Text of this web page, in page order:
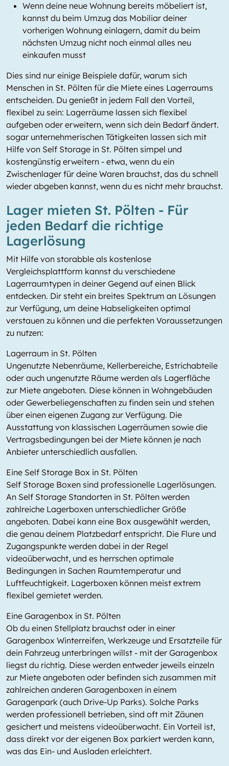
Wenn deine neue Wohnung bereits möbeliert ist,
kannst du beim Umzug das Mobiliar deiner
vorherigen Wohnung einlagern, damit du beim
nächsten Umzug nicht noch einmal alles neu
einkaufen musst
Dies sind nur einige Beispiele dafür, warum sich
Menschen in St. Pölten für die Miete eines Lagerraums
entscheiden. Du genießt in jedem Fall den Vorteil,
flexibel zu sein: Lagerräume lassen sich flexibel
aufgeben oder erweitern, wenn sich dein Bedarf ändert.
sogar unternehmerischen Tätigkeiten lassen sich mit
Hilfe von Self Storage in St. Pölten simpel und
kostengünstig erweitern - etwa, wenn du ein
Zwischenlager für deine Waren brauchst, das du schnell
wieder abgeben kannst, wenn du es nicht mehr brauchst.
Lager mieten St. Pölten - Für
jeden Bedarf die richtige
Lagerlösung
Mit Hilfe von storabble als kostenlose
Vergleichsplattform kannst du verschiedene
Lagerraumtypen in deiner Gegend auf einen Blick
entdecken. Dir steht ein breites Spektrum an Lösungen
zur Verfügung, um deine Habseligkeiten optimal
verstauen zu können und die perfekten Voraussetzungen
zu nutzen:
Lagerraum in St. Pölten
Ungenutzte Nebenräume, Kellerbereiche, Estrichabteile
oder auch ungenutzte Räume werden als Lagerfläche
zur Miete angeboten. Diese können in Wohngebäuden
oder Gewerbeliegenschaften zu finden sein und stehen
über einen eigenen Zugang zur Verfügung. Die
Ausstattung von klassischen Lagerräumen sowie die
Vertragsbedingungen bei der Miete können je nach
Anbieter unterschiedlich ausfallen.
Eine Self Storage Box in St. Pölten
Self Storage Boxen sind professionelle Lagerlösungen.
An Self Storage Standorten in St. Pölten werden
zahlreiche Lagerboxen unterschiedlicher Größe
angeboten. Dabei kann eine Box ausgewählt werden,
die genau deinem Platzbedarf entspricht. Die Flure und
Zugangspunkte werden dabei in der Regel
videoüberwacht, und es herrschen optimale
Bedingungen in Sachen Raumtemperatur und
Luftfeuchtigkeit. Lagerboxen können meist extrem
flexibel gemietet werden.
Eine Garagenbox in St. Pölten
Ob du einen Stellplatz brauchst oder in einer
Garagenbox Winterreifen, Werkzeuge und Ersatzteile für
dein Fahrzeug unterbringen willst - mit der Garagenbox
liegst du richtig. Diese werden entweder jeweils einzeln
zur Miete angeboten oder befinden sich zusammen mit
zahlreichen anderen Garagenboxen in einem
Garagenpark (auch Drive-Up Parks). Solche Parks
werden professionell betrieben, sind oft mit Zäunen
gesichert und meistens videoüberwacht. Ein Vorteil ist,
dass direkt vor der eigenen Box parkiert werden kann,
was das Ein- und Ausladen erleichtert.